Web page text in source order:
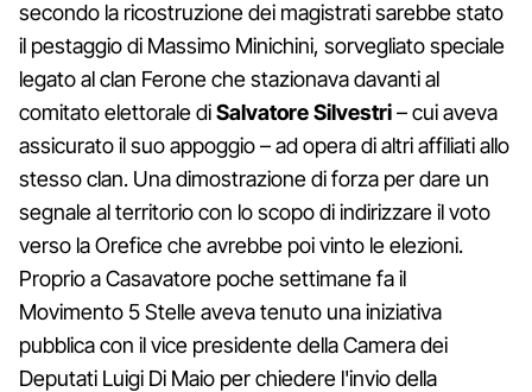
secondo la ricostruzione dei magistrati sarebbe stato
il pestaggio di Massimo Minichini, sorvegliato speciale
legato al clan Ferone che stazionava davanti al
comitato elettorale diSalvatore Silvestri– cui aveva
assicurato il suo appoggio – ad opera di altri affiliati allo
stesso clan. Una dimostrazione di forza per dare un
segnale al territorio con lo scopo di indirizzare il voto
verso la Orefice che avrebbe poi vinto le elezioni.
Proprio a Casavatore poche settimane fa il
Movimento 5 Stelle aveva tenuto una iniziativa
pubblica con il vice presidente della Camera dei
Deputati Luigi Di Maio per chiedere l'invio della